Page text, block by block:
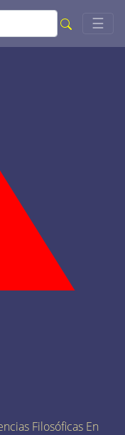
☰
Filosóficas En